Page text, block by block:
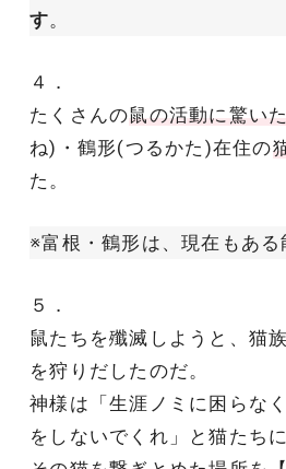
す。
４．
たくさんの鼠の活動に驚い
ね)・鶴形(つるかた)在住の
た。
※富根・鶴形は、現在もある
５．
鼠たちを殲滅しようと、猫
を狩りだしたのだ。
神様は「生涯ノミに困らな
をしないでくれ」と猫たちに